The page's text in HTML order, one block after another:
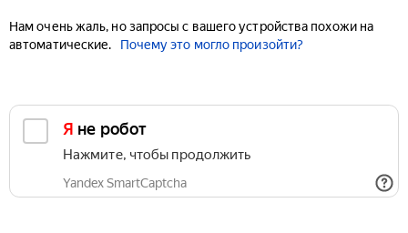
Нам очень жаль, но запросы с вашего устройства похожи на
автоматические.
Почему это могло произойти?
Я не робот
Нажмите, чтобы продолжить
Yandex SmartCaptcha